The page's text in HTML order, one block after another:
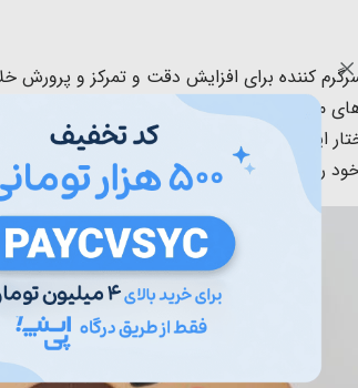
کننده برای افزایش دقت و تمرکز و
میتوانند مهره های مگنتی موجود در تخته بازی را
این اسباب بازی مگنتی به گونه ای است که
را روی صفحه بازی بکشید تا مهره ها درون